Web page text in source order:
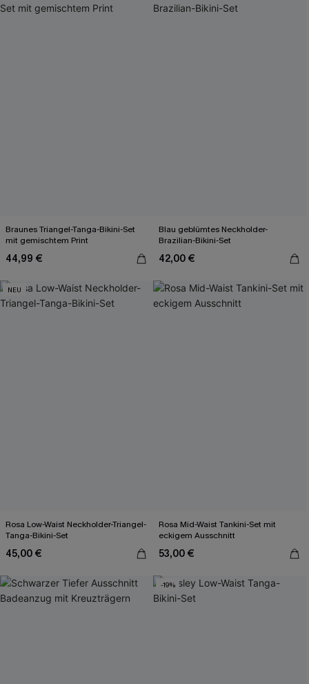
Braunes Triangel-Tanga-Bikini-Set
mit gemischtem Print
44,99 €
Blau geblümtes Neckholder-
Brazilian-Bikini-Set
42,00 €
NEU
Rosa Low-Waist Neckholder-Triangel-
Tanga-Bikini-Set
45,00 €
Rosa Mid-Waist Tankini-Set mit
eckigem Ausschnitt
53,00 €
-19%